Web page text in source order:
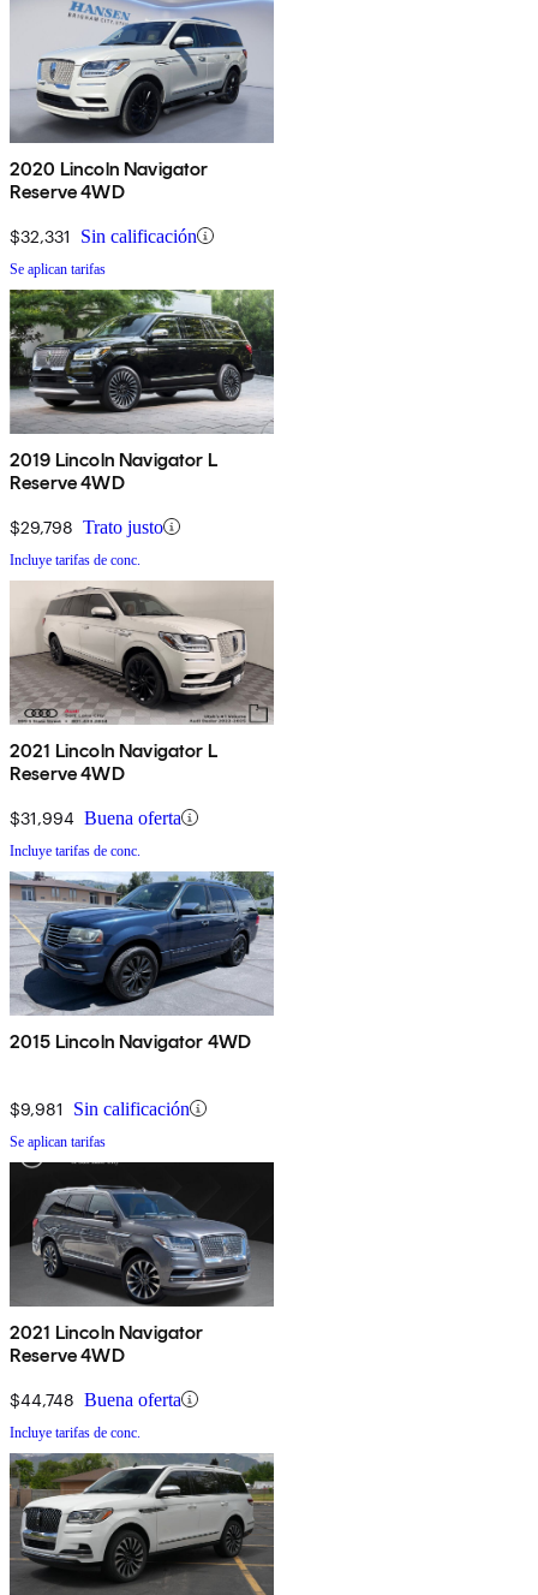
2020 Lincoln Navigator
Reserve 4WD
$32,331 Sin calificación
Se aplican tarifas
2019 Lincoln Navigator L
Reserve 4WD
$29,798 Trato justo
Incluye tarifas de conc.
2021 Lincoln Navigator L
Reserve 4WD
$31,994 Buena oferta
Incluye tarifas de conc.
2015 Lincoln Navigator 4WD
$9,981 Sin calificación
Se aplican tarifas
2021 Lincoln Navigator
Reserve 4WD
$44,748 Buena oferta
Incluye tarifas de conc.